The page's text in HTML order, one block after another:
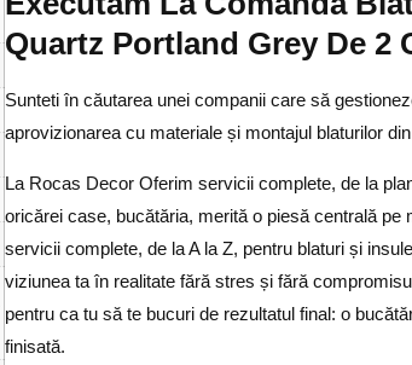
Quartz Portland Grey De 2
Sunteti în căutarea unei companii care să
aprovizionarea cu materiale și montajul blaturilor
La Rocas Decor Oferim servicii complete, de la
oricărei case, bucătăria, merită o piesă centrală
servicii complete, de la A la Z, pentru blaturi și
viziunea ta în realitate fără stres și fără
pentru ca tu să te bucuri de rezultatul final: o
finisată.